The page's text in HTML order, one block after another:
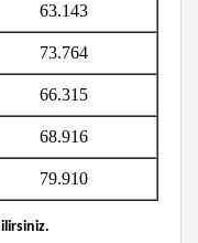
63.143
73.764
66.315
68.916
79.910